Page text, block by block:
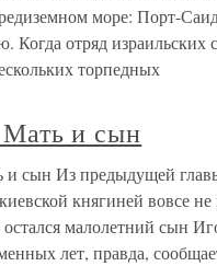
море: Порт-
Когда отряд израильских
торпедных
и сын
и сын Из предыдущей
княгиней вовсе
остался малолетний сын
лет, правда,